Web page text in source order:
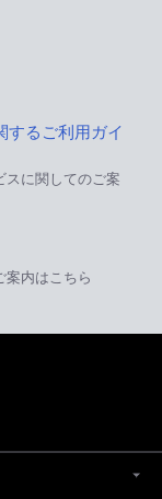
するご利用ガイ
スに関してのご案
案内はこちら